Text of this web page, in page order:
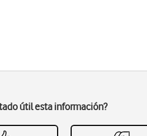
útil esta información?